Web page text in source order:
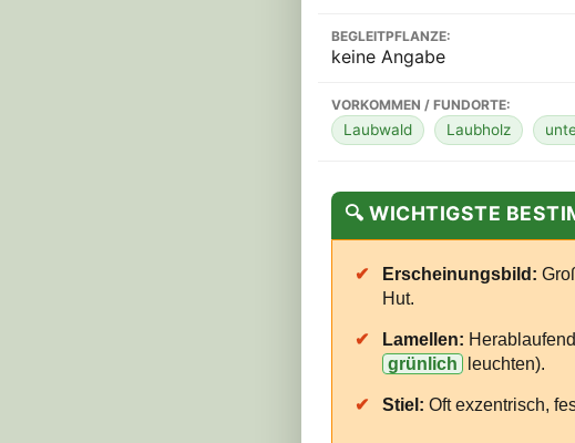
BEGLEITPFLANZE:
keine Angabe
VORKOMMEN / FUNDORTE:
Laubwald Laubholz
🔍 WICHTIGSTE
✔ Erscheinungsbild:
Hut.
✔ Lamellen:
grünlich
leuchten).
✔ Stiel: Oft exzentrisch,